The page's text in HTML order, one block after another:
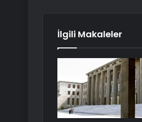
İlgili Makaleler